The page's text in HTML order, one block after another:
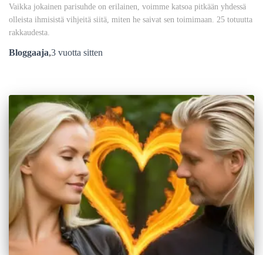
Vaikka jokainen parisuhde on erilainen, voimme katsoa pitkään yhdessä
olleista ihmisistä vihjeitä siitä, miten he saivat sen toimimaan. 25 totuutta
rakkaudesta.
Bloggaaja,3 vuotta sitten